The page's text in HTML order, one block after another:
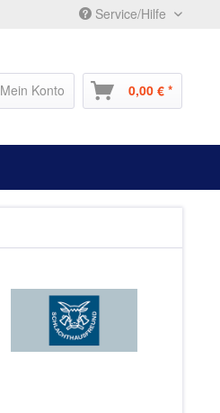
Service/Hilfe
Mein Konto 0,00 € *